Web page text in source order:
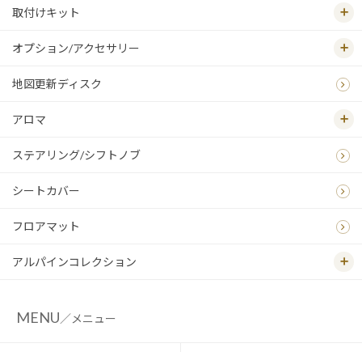
取付けキット
オプション/アクセサリー
地図更新ディスク
アロマ
ステアリング/シフトノブ
シートカバー
フロアマット
アルパインコレクション
MENU／メニュー